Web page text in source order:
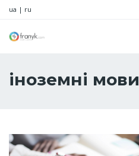
ua | ru
іноземні мови